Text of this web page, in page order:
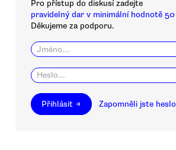
Pro přístup do diskusí zadejte
pravidelný dar v minimální hodnotě 50
Děkujeme za podporu.
Přihlásit → Zapomněli jste